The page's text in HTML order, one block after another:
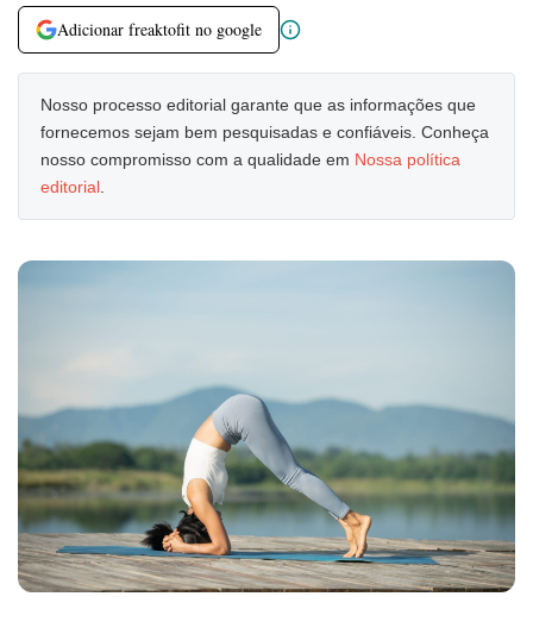
Adicionar freaktofit no google
Nosso processo editorial garante que as informações que
fornecemos sejam bem pesquisadas e confiáveis. Conheça
nosso compromisso com a qualidade em Nossa política
editorial